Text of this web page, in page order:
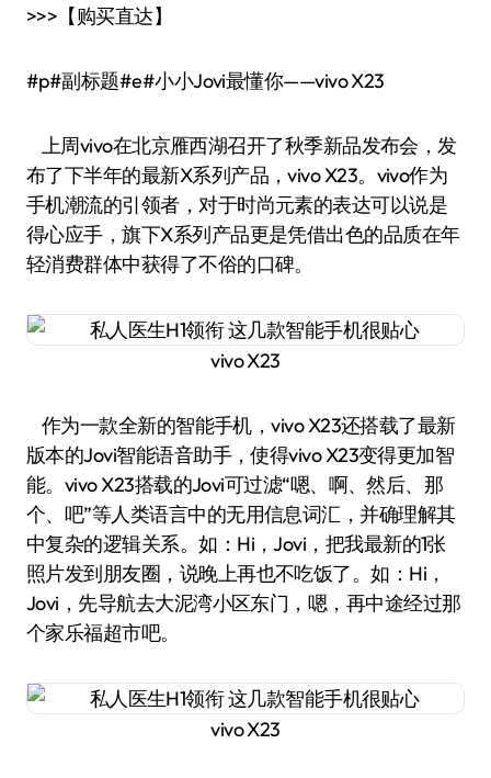
>>>【购买直达】
#p#副标题#e#小小Jovi最懂你——vivo X23
上周vivo在北京雁西湖召开了秋季新品发布会，发
布了下半年的最新X系列产品，vivo X23。vivo作为
手机潮流的引领者，对于时尚元素的表达可以说是
得心应手，旗下X系列产品更是凭借出色的品质在年
轻消费群体中获得了不俗的口碑。
vivo X23
作为一款全新的智能手机，vivo X23还搭载了最新
版本的Jovi智能语音助手，使得vivo X23变得更加智
能。vivo X23搭载的Jovi可过滤“嗯、啊、然后、那
个、吧”等人类语言中的无用信息词汇，并确理解其
中复杂的逻辑关系。如：Hi，Jovi，把我最新的1张
照片发到朋友圈，说晚上再也不吃饭了。如：Hi，
Jovi，先导航去大泥湾小区东门，嗯，再中途经过那
个家乐福超市吧。
vivo X23